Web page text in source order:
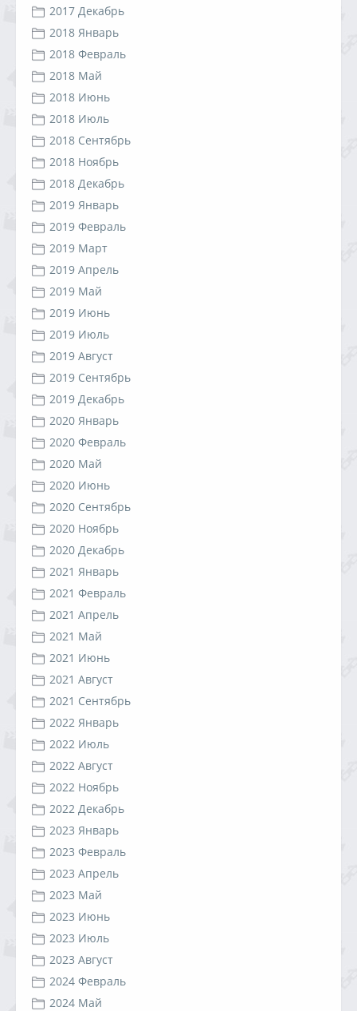
2017 Декабрь
2018 Январь
2018 Февраль
2018 Май
2018 Июнь
2018 Июль
2018 Сентябрь
2018 Ноябрь
2018 Декабрь
2019 Январь
2019 Февраль
2019 Март
2019 Апрель
2019 Май
2019 Июнь
2019 Июль
2019 Август
2019 Сентябрь
2019 Декабрь
2020 Январь
2020 Февраль
2020 Май
2020 Июнь
2020 Сентябрь
2020 Ноябрь
2020 Декабрь
2021 Январь
2021 Февраль
2021 Апрель
2021 Май
2021 Июнь
2021 Август
2021 Сентябрь
2022 Январь
2022 Июль
2022 Август
2022 Ноябрь
2022 Декабрь
2023 Январь
2023 Февраль
2023 Апрель
2023 Май
2023 Июнь
2023 Июль
2023 Август
2024 Февраль
2024 Май